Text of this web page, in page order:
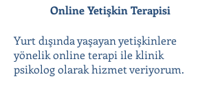
Online Yetişkin Terapisi
Yurt dışında yaşayan yetişkinlere
yönelik online terapi ile klinik
psikolog olarak hizmet veriyorum.